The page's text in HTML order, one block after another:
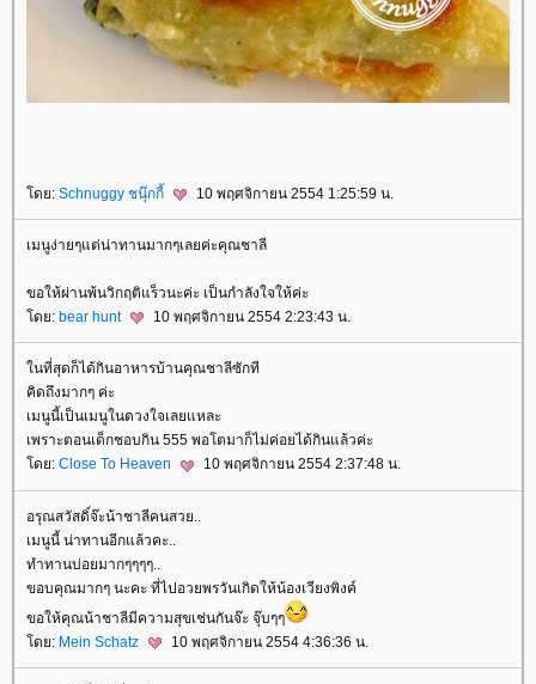
ดย: Schnuggy ชนุ๊กกี้ 10 พฤศจิกายน 2554 1:25:59 น.
เมนูง่ายๆแต่น่าทานมากๆเลยค่ะคุณชาลี
ขอให้ผ่านพ้นวิกฤติแร็วนะค่ะ เป็นกำลังใจให้ค่ะ
ดย: bear hunt 10 พฤศจิกายน 2554 2:23:43 น.
นที่สุดก็ได้กินอาหารบ้านคุณชาลีซักที
คิดถึงมากๆ ค่ะ
เมนูนี้เป็นเมนูในดวงใจเลยแหละ
เพราะตอนเด็กชอบกิน 555 พอโตมาก็ไม่ค่อยได้กินแล้วค่ะ
ดย: Close To Heaven 10 พฤศจิกายน 2554 2:37:48 น.
อรุณสวัสดิ์จ๊ะน้าชาลีคนสวย..
เมนูนี้ น่าทานอีกแล้วคะ..
ทำทานบ่อยมากๆๆๆๆ..
ขอบคุณมากๆ นะคะ ที่ไปอวยพรวันเกิดให้น้องเวียงพิงค์
ขอให้คุณน้าชาลีมีความสุขเช่นกันจ๊ะ จุ๊บๆๆ
ดย: Mein Schatz 10 พฤศจิกายน 2554 4:36:36 น.